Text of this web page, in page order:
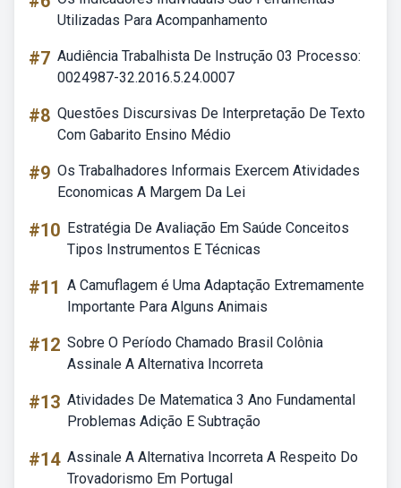
Utilizadas Para Acompanhamento
#7 Audiência Trabalhista De Instrução 03 Processo:
0024987-32.2016.5.24.0007
#8 Questões Discursivas De Interpretação De Texto
Com Gabarito Ensino Médio
#9 Os Trabalhadores Informais Exercem Atividades
Economicas A Margem Da Lei
#10 Estratégia De Avaliação Em Saúde Conceitos
Tipos Instrumentos E Técnicas
#11 A Camuflagem é Uma Adaptação Extremamente
Importante Para Alguns Animais
#12 Sobre O Período Chamado Brasil Colônia
Assinale A Alternativa Incorreta
#13 Atividades De Matematica 3 Ano Fundamental
Problemas Adição E Subtração
#14 Assinale A Alternativa Incorreta A Respeito Do
Trovadorismo Em Portugal